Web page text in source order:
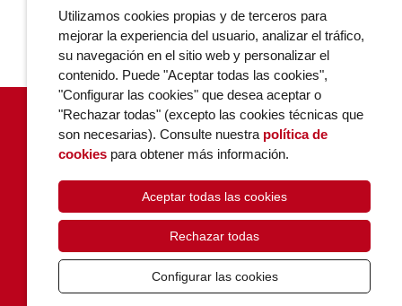
POLÍTICA DE COOKIES
CONTACTO
Utilizamos cookies propias y de terceros para
mejorar la experiencia del usuario, analizar el tráfico,
su navegación en el sitio web y personalizar el
contenido. Puede "Aceptar todas las cookies",
"Configurar las cookies" que desea aceptar o
"Rechazar todas" (excepto las cookies técnicas que
son necesarias). Consulte nuestra política de
cookies para obtener más información.
Aceptar todas las cookies
Rechazar todas
Configurar las cookies